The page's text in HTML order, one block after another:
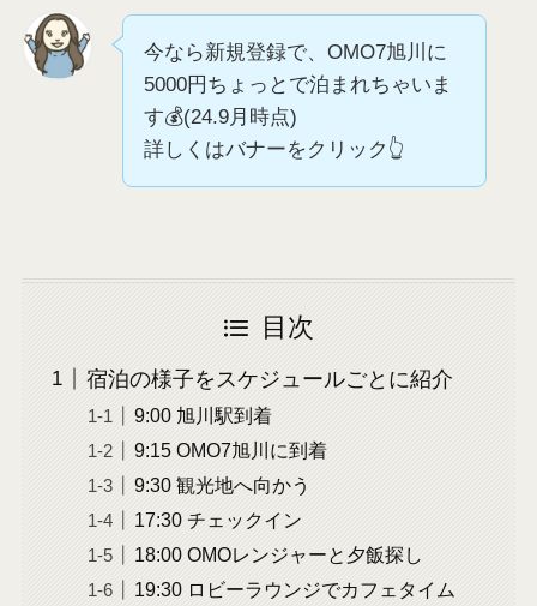
今なら新規登録で、OMO7旭川に
5000円ちょっとで泊まれちゃいま
す💰(24.9月時点)
詳しくはバナーをクリック👆
目次
宿泊の様子をスケジュールごとに紹介
9:00 旭川駅到着
9:15 OMO7旭川に到着
9:30 観光地へ向かう
17:30 チェックイン
18:00 OMOレンジャーと夕飯探し
19:30 ロビーラウンジでカフェタイム